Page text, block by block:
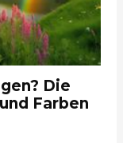
Die
Farben